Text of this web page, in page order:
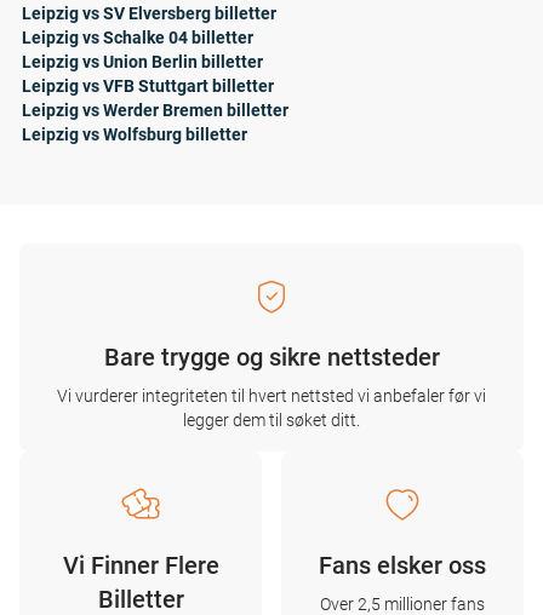
Leipzig vs SV Elversberg billetter
Leipzig vs Schalke 04 billetter
Leipzig vs Union Berlin billetter
Leipzig vs VFB Stuttgart billetter
Leipzig vs Werder Bremen billetter
Leipzig vs Wolfsburg billetter
Bare trygge og sikre nettsteder
Vi vurderer integriteten til hvert nettsted vi anbefaler før vi
legger dem til søket ditt.
Vi Finner Flere
Billetter
Fans elsker oss
Over 2,5 millioner fans